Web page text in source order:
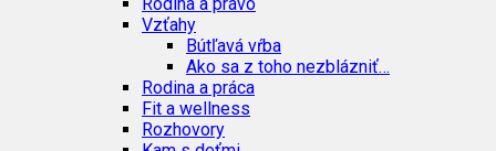
Vzťahy
Bútľavá vŕba
Ako sa z toho nezblázniť…
Rodina a práca
Fit a wellness
Rozhovory